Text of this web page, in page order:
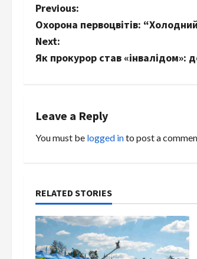
P
o
s
n
a
i
g
a
Previous:
Охорона первоцвітів:
Next:
Як прокурор став «інвалідом»:
Leave a Reply
You must be logged into post a
RELATED STORIES